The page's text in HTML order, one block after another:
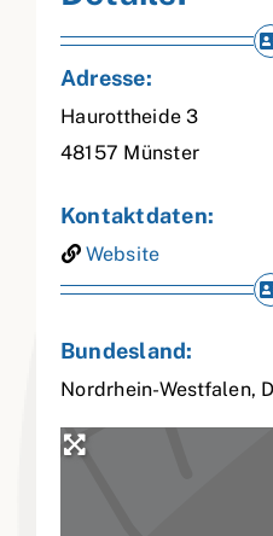
Adresse:
Haurottheide 3
48157 Münster
Kontaktdaten:
Website
Bundesland:
Nordrhein-Westfalen,